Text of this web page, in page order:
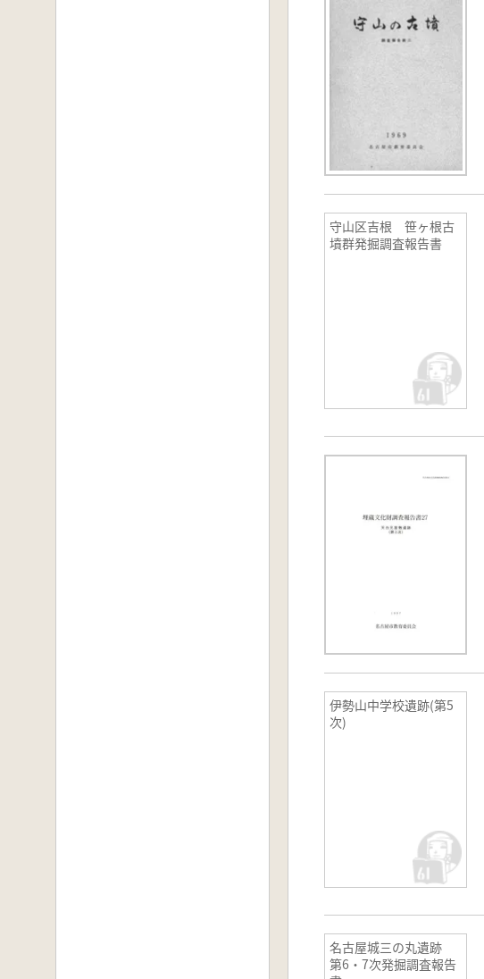
守山区吉根 笹ヶ根古
墳群発掘調査報告書
伊勢山中学校遺跡(第5
次)
名古屋城三の丸遺跡
第6・7次発掘調査報告